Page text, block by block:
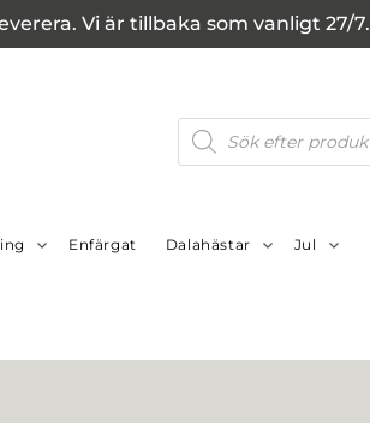
Vi är tillbaka som vanligt 27/7.
Produktsökning
Enfärgat Dalahästar Jul